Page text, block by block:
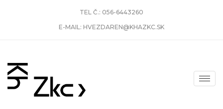
TEL Č.: 056-6443260
E-MAIL: HVEZDAREN@KHAZKC.SK